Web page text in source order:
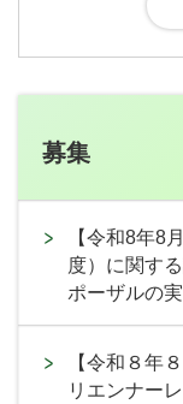
募集
【令和8年8
度）に関す
ポーザルの
【令和８年
リエンナー